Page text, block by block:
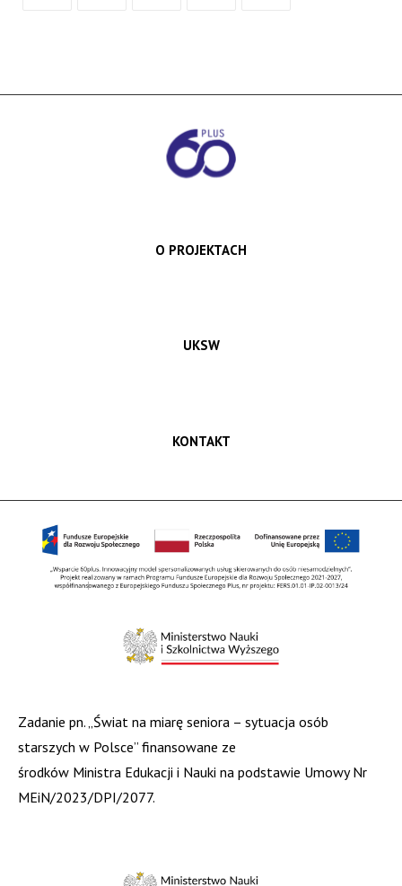
O PROJEKTACH
UKSW
KONTAKT
Zadanie pn. „Świat na miarę seniora – sytuacja osób
starszych w Polsce” finansowane ze
środków Ministra Edukacji i Nauki na podstawie Umowy Nr
MEiN/2023/DPI/2077.